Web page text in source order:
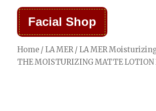
Facial Shop
Home / LA MER/ LA MER
THE MOISTURIZING MATTE LOTION